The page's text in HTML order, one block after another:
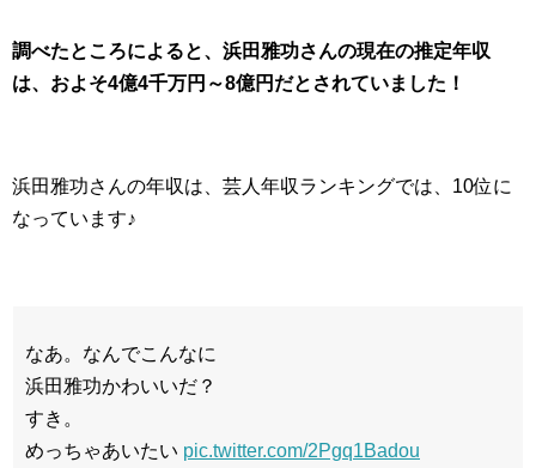
調べたところによると、浜田雅功さんの現在の推定年収
は、およそ4億4千万円～8億円だとされていました！
浜田雅功さんの年収は、芸人年収ランキングでは、10位に
なっています♪
なあ。なんでこんなに
浜田雅功かわいいだ？
すき。
めっちゃあいたい pic.twitter.com/2Pgq1Badou